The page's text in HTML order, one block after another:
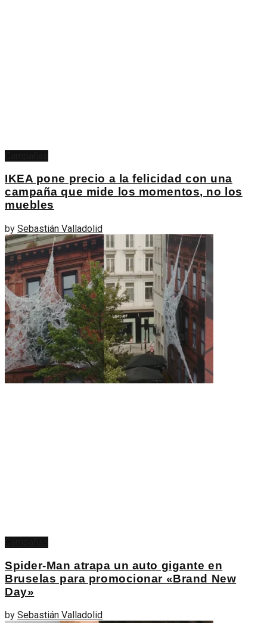
IKEA pone precio a la felicidad con una
campaña que mide los momentos, no los
muebles
by Sebastián Valladolid
Spider-Man atrapa un auto gigante en
Bruselas para promocionar «Brand New
Day»
by Sebastián Valladolid